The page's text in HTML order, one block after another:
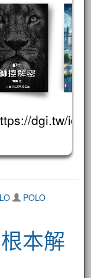
dgi.tw/id/
POLO
本解